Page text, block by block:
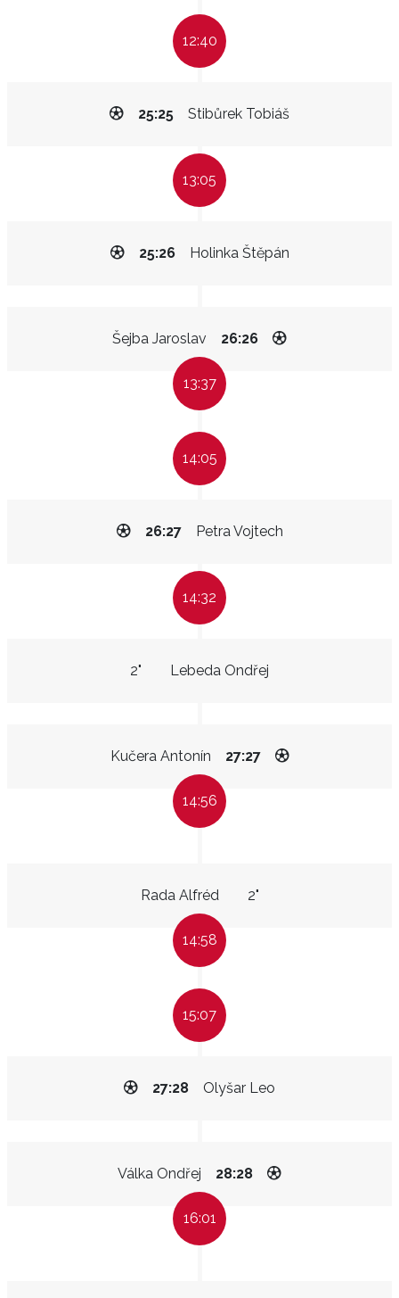
12:40
Stibůrek Tobiáš
25:25
13:05
Holinka Štěpán
25:26
Šejba Jaroslav 26:26
13:37
14:05
Petra Vojtech
26:27
14:32
Lebeda Ondřej
2"
Kučera Antonín 27:27
14:56
Rada Alfréd 2"
14:58
15:07
Olyšar Leo
27:28
Válka Ondřej 28:28
16:01